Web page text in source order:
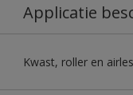
Applicatie
Kwast, roller en